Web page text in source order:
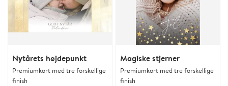
Nytårets højdepunkt
Premiumkort med tre forskellige
finish
Magiske stjerner
Premiumkort med tre forskellige
finish